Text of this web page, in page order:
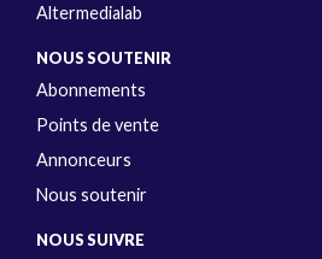
Altermedialab
NOUS SOUTENIR
Abonnements
Points de vente
Annonceurs
Nous soutenir
NOUS SUIVRE